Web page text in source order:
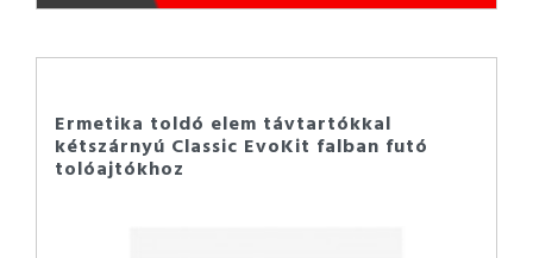
Ermetika toldó elem távtartókkal
kétszárnyú Classic EvoKit falban futó
tolóajtókhoz